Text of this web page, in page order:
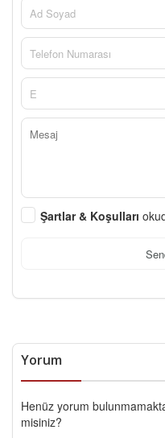
Şartlar & Koşulları
Yorum
Henüz yorum
misiniz?